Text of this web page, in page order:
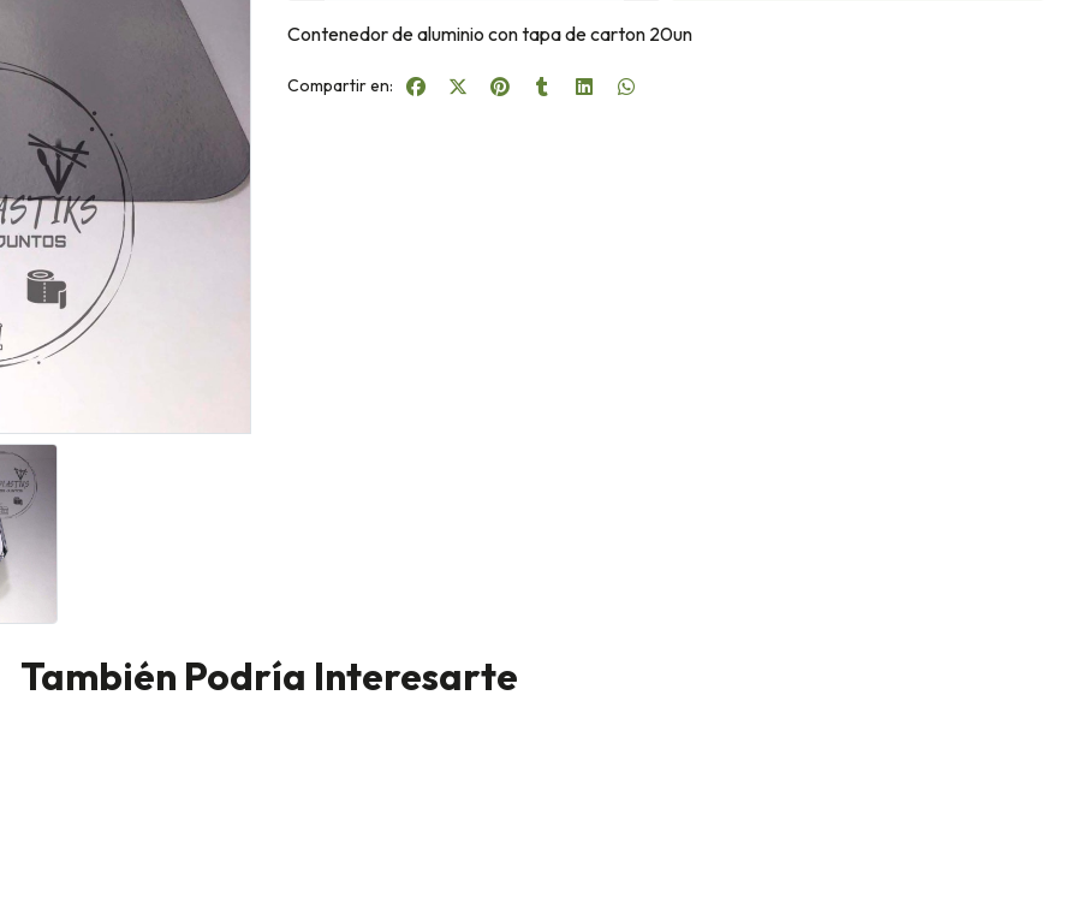
Contenedor de aluminio con tapa de carton 20un
Compartir en:
También Podría Interesarte